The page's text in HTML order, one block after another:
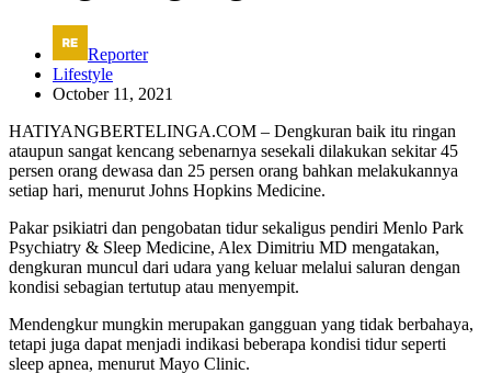
Reporter
Lifestyle
October 11, 2021
HATIYANGBERTELINGA.COM – Dengkuran baik itu ringan
ataupun sangat kencang sebenarnya sesekali dilakukan sekitar 45
persen orang dewasa dan 25 persen orang bahkan melakukannya
setiap hari, menurut Johns Hopkins Medicine.
Pakar psikiatri dan pengobatan tidur sekaligus pendiri Menlo Park
Psychiatry & Sleep Medicine, Alex Dimitriu MD mengatakan,
dengkuran muncul dari udara yang keluar melalui saluran dengan
kondisi sebagian tertutup atau menyempit.
Mendengkur mungkin merupakan gangguan yang tidak berbahaya,
tetapi juga dapat menjadi indikasi beberapa kondisi tidur seperti
sleep apnea, menurut Mayo Clinic.